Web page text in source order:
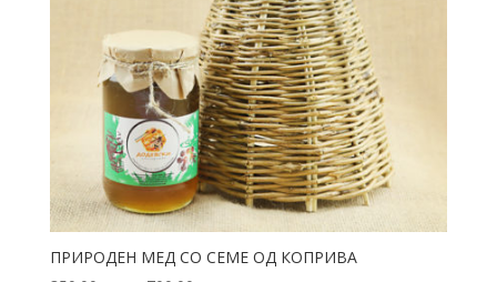
ПРИРОДЕН МЕД СО СЕМЕ ОД КОПРИВА